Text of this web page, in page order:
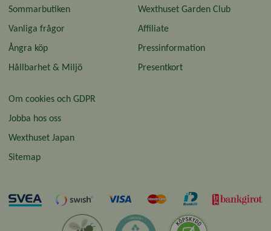
Sommarbutiken
Vanliga frågor
Ångra köp
Hållbarhet & Miljö
Wexthuset Garden Club
Affiliate
Pressinformation
Presentkort
Om cookies och GDPR
Jobba hos oss
Wexthuset Japan
Sitemap